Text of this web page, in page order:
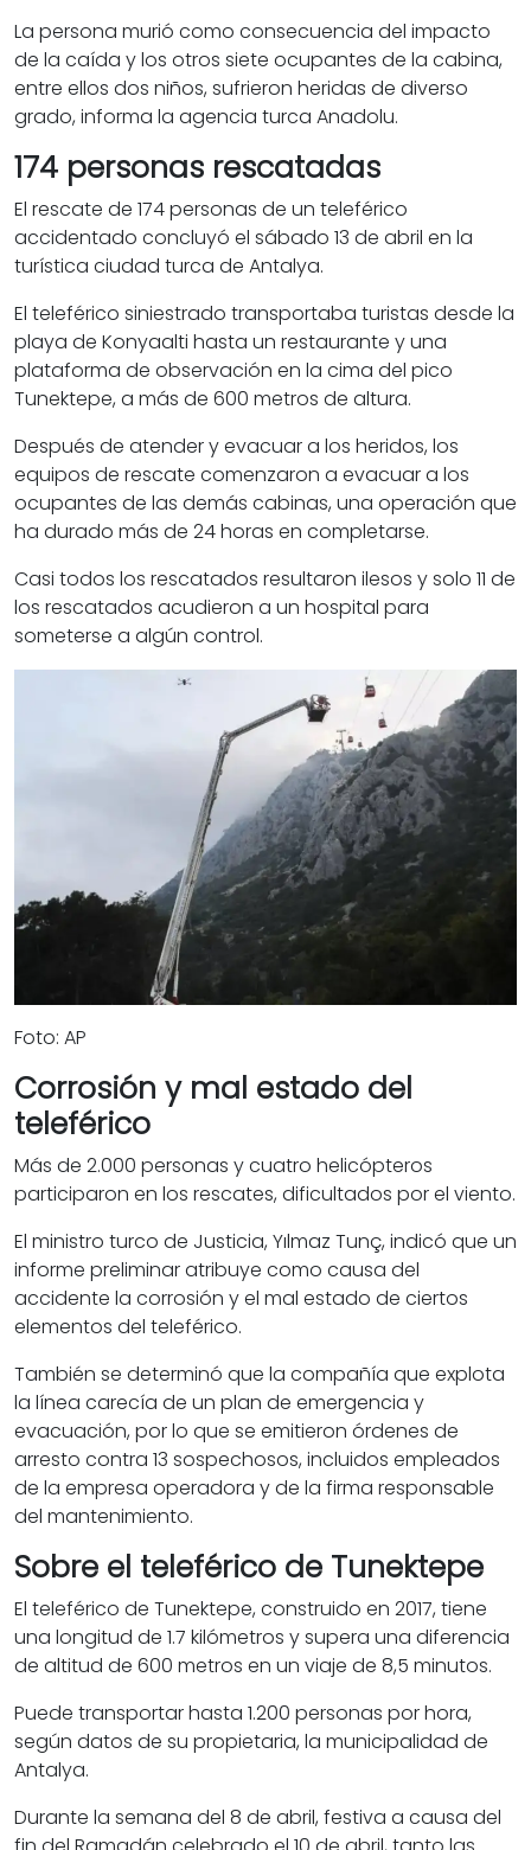
La persona murió como consecuencia del impacto
de la caída y los otros siete ocupantes de la cabina,
entre ellos dos niños, sufrieron heridas de diverso
grado, informa la agencia turca Anadolu.
174 personas rescatadas
El rescate de 174 personas de un teleférico
accidentado concluyó el sábado 13 de abril en la
turística ciudad turca de Antalya.
El teleférico siniestrado transportaba turistas desde la
playa de Konyaalti hasta un restaurante y una
plataforma de observación en la cima del pico
Tunektepe, a más de 600 metros de altura.
Después de atender y evacuar a los heridos, los
equipos de rescate comenzaron a evacuar a los
ocupantes de las demás cabinas, una operación que
ha durado más de 24 horas en completarse.
Casi todos los rescatados resultaron ilesos y solo 11 de
los rescatados acudieron a un hospital para
someterse a algún control.
Foto: AP
Corrosión y mal estado del
teleférico
Más de 2.000 personas y cuatro helicópteros
participaron en los rescates, dificultados por el viento.
El ministro turco de Justicia, Yılmaz Tunç, indicó que un
informe preliminar atribuye como causa del
accidente la corrosión y el mal estado de ciertos
elementos del teleférico.
También se determinó que la compañía que explota
la línea carecía de un plan de emergencia y
evacuación, por lo que se emitieron órdenes de
arresto contra 13 sospechosos, incluidos empleados
de la empresa operadora y de la firma responsable
del mantenimiento.
Sobre el teleférico de Tunektepe
El teleférico de Tunektepe, construido en 2017, tiene
una longitud de 1.7 kilómetros y supera una diferencia
de altitud de 600 metros en un viaje de 8,5 minutos.
Puede transportar hasta 1.200 personas por hora,
según datos de su propietaria, la municipalidad de
Antalya.
Durante la semana del 8 de abril, festiva a causa del